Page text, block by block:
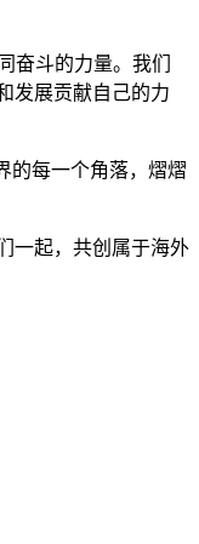
奋斗的力量。我们
发展贡献自己的力
的每一个角落，熠熠
一起，共创属于海外